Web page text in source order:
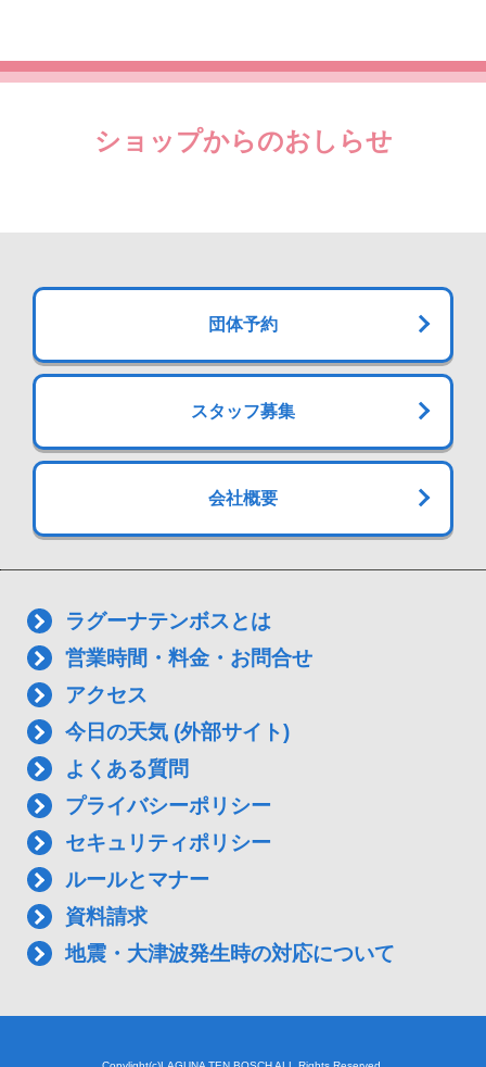
ショップからのおしらせ
団体予約
スタッフ募集
会社概要
ラグーナテンボスとは
営業時間・料金・お問合せ
アクセス
今日の天気 (外部サイト)
よくある質問
プライバシーポリシー
セキュリティポリシー
ルールとマナー
資料請求
地震・大津波発生時の対応について